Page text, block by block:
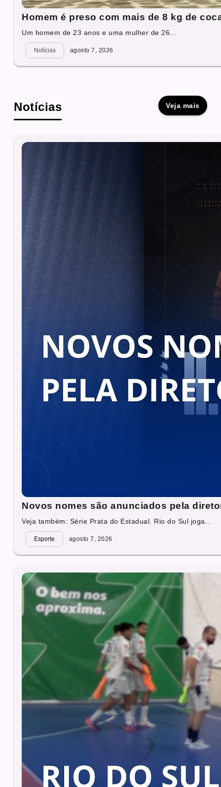
Homem é preso com mais de 8 kg de
Um homem de 23 anos e uma mulher de 26...
Notícias agosto 7, 2026
Notícias Veja mais
Novos nomes são anunciados pela
Veja também: Série Prata do Estadual. Rio do Sul joga...
Esporte agosto 7, 2026